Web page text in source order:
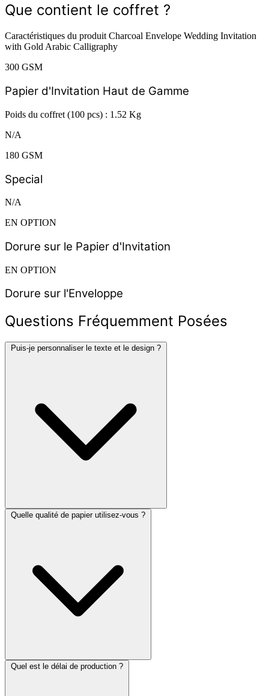
Que contient le coffret ?
Caractéristiques du produit Charcoal Envelope Wedding Invitation
with Gold Arabic Calligraphy
300 GSM
Papier d'Invitation Haut de Gamme
Poids du coffret (100 pcs) : 1.52 Kg
N/A
180 GSM
Special
N/A
EN OPTION
Dorure sur le Papier d'Invitation
EN OPTION
Dorure sur l'Enveloppe
Questions Fréquemment Posées
Puis-je personnaliser le texte et le design ?
Quelle qualité de papier utilisez-vous ?
Quel est le délai de production ?